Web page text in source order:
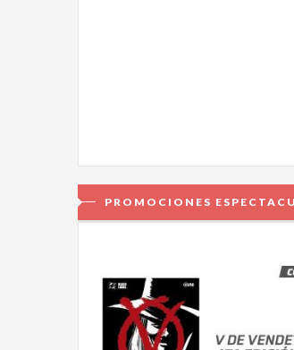
PROMOCIONES